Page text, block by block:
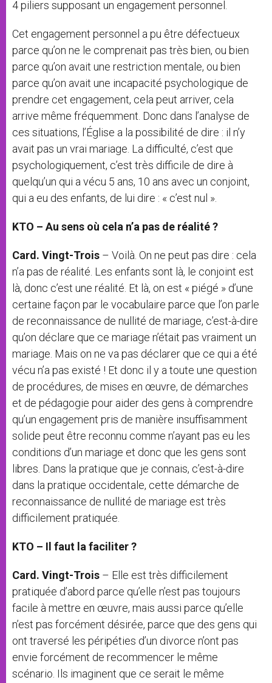
4 piliers supposant un engagement personnel.
Cet engagement personnel a pu être défectueux
parce qu’on ne le comprenait pas très bien, ou bien
parce qu’on avait une restriction mentale, ou bien
parce qu’on avait une incapacité psychologique de
prendre cet engagement, cela peut arriver, cela
arrive même fréquemment. Donc dans l’analyse de
ces situations, l’Église a la possibilité de dire : il n’y
avait pas un vrai mariage. La difficulté, c’est que
psychologiquement, c’est très difficile de dire à
quelqu’un qui a vécu 5 ans, 10 ans avec un conjoint,
qui a eu des enfants, de lui dire : « c’est nul ».
KTO – Au sens où cela n’a pas de réalité ?
Card. Vingt-Trois – Voilà. On ne peut pas dire : cela
n’a pas de réalité. Les enfants sont là, le conjoint est
là, donc c’est une réalité. Et là, on est « piégé » d’une
certaine façon par le vocabulaire parce que l’on parle
de reconnaissance de nullité de mariage, c’est-à-dire
qu’on déclare que ce mariage n’était pas vraiment un
mariage. Mais on ne va pas déclarer que ce qui a été
vécu n’a pas existé ! Et donc il y a toute une question
de procédures, de mises en œuvre, de démarches
et de pédagogie pour aider des gens à comprendre
qu’un engagement pris de manière insuffisamment
solide peut être reconnu comme n’ayant pas eu les
conditions d’un mariage et donc que les gens sont
libres. Dans la pratique que je connais, c’est-à-dire
dans la pratique occidentale, cette démarche de
reconnaissance de nullité de mariage est très
difficilement pratiquée.
KTO – Il faut la faciliter ?
Card. Vingt-Trois – Elle est très difficilement
pratiquée d’abord parce qu’elle n’est pas toujours
facile à mettre en œuvre, mais aussi parce qu’elle
n’est pas forcément désirée, parce que des gens qui
ont traversé les péripéties d’un divorce n’ont pas
envie forcément de recommencer le même
scénario. Ils imaginent que ce serait le même